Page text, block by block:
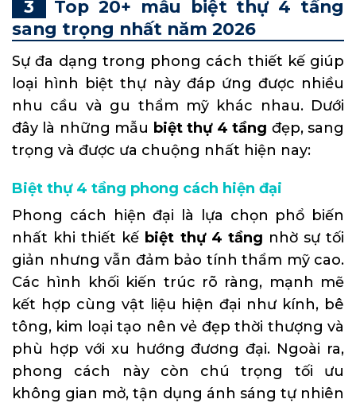
Top 20+ mẫu biệt thự 4 tầng
sang trọng nhất năm 2026
Sự đa dạng trong phong cách thiết kế giúp
loại hình biệt thự này đáp ứng được nhiều
nhu cầu và gu thẩm mỹ khác nhau. Dưới
đây là những mẫu biệt thự 4 tầng đẹp, sang
trọng và được ưa chuộng nhất hiện nay:
Biệt thự 4 tầng phong cách hiện đại
Phong cách hiện đại là lựa chọn phổ biến
nhất khi thiết kế biệt thự 4 tầng nhờ sự tối
giản nhưng vẫn đảm bảo tính thẩm mỹ cao.
Các hình khối kiến trúc rõ ràng, mạnh mẽ
kết hợp cùng vật liệu hiện đại như kính, bê
tông, kim loại tạo nên vẻ đẹp thời thượng và
phù hợp với xu hướng đương đại. Ngoài ra,
phong cách này còn chú trọng tối ưu
không gian mở, tận dụng ánh sáng tự nhiên